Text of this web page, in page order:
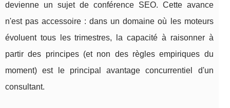
devienne un sujet de conférence SEO. Cette avance
n'est pas accessoire : dans un domaine où les moteurs
évoluent tous les trimestres, la capacité à raisonner à
partir des principes (et non des règles empiriques du
moment) est le principal avantage concurrentiel d'un
consultant.